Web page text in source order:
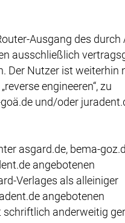
Ausgang des durch
ausschließlich
Der Nutzer ist weiterhin
engineeren“, zu
und/oder
asgard.de, bema-
angebotenen
Verlages als alleiniger
angebotenen
anderweitig